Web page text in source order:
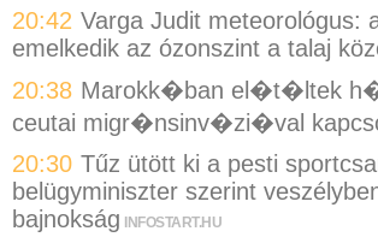
20:42 Varga Judit meteorológus:
emelkedik az ózonszint a talaj
20:38 Marokk�ban el�t�ltek
ceutai migr�nsinv�zi�val
20:30 Tűz ütött ki a pesti
belügyminiszter szerint
bajnokság INFOSTART.HU